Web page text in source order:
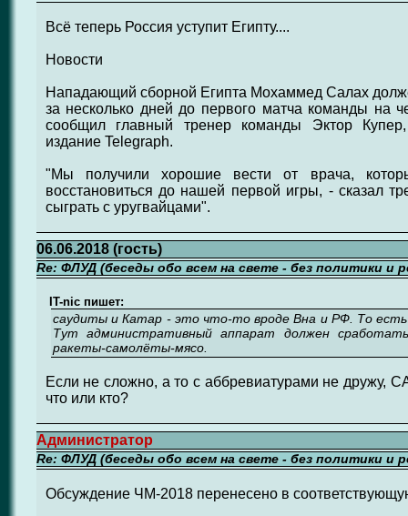
Всё теперь Россия уступит Египту....
Новости
Нападающий сборной Египта Мохаммед Салах
за несколько дней до первого матча команды на
сообщил главный тренер команды Эктор Купер,
издание Telegraph.
"Мы получили хорошие вести от врача,
восстановиться до нашей первой игры, - сказал
сыграть с уругвайцами".
06.06.2018 (гость)
Re: ФЛУД (беседы обо всем на свете - без политики и
IT-nic пишет:
саудиты и Катар - это что-то вроде Вна и РФ. То
Тут административный аппарат должен
ракеты-самолёты-мясо.
Если не сложно, а то с аббревиатурами не дружу,
что или кто?
Администратор
Re: ФЛУД (беседы обо всем на свете - без политики и
Обсуждение ЧМ-2018 перенесено в